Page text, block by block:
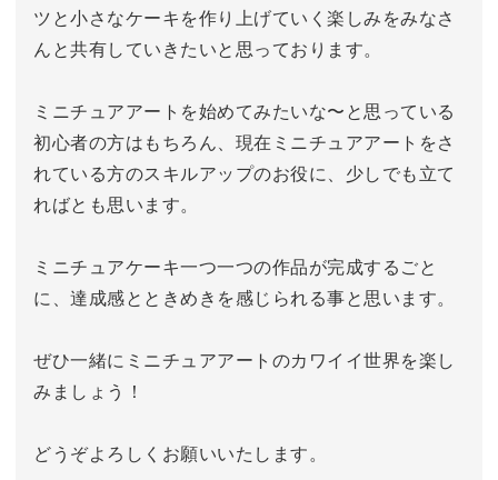
ツと小さなケーキを作り上げていく楽しみをみなさ
んと共有していきたいと思っております。
ミニチュアアートを始めてみたいな〜と思っている
初心者の方はもちろん、現在ミニチュアアートをさ
れている方のスキルアップのお役に、少しでも立て
ればとも思います。
ミニチュアケーキ一つ一つの作品が完成するごと
に、達成感とときめきを感じられる事と思います。
ぜひ一緒にミニチュアアートのカワイイ世界を楽し
みましょう！
どうぞよろしくお願いいたします。